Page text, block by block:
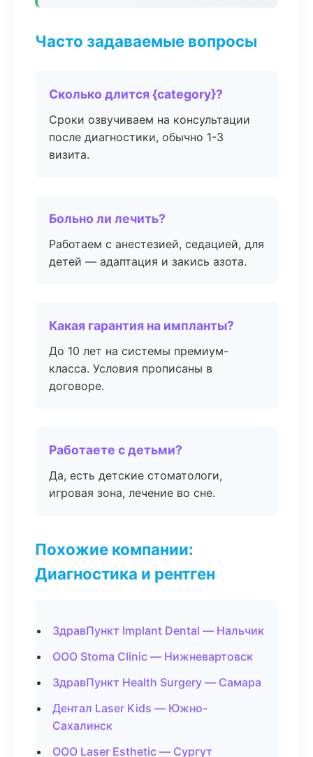
Часто задаваемые вопросы
Сколько длится {category}?
Сроки озвучиваем на консультации
после диагностики, обычно 1-3
визита.
Больно ли лечить?
Работаем с анестезией, седацией, для
детей — адаптация и закись азота.
Какая гарантия на импланты?
До 10 лет на системы премиум-
класса. Условия прописаны в
договоре.
Работаете с детьми?
Да, есть детские стоматологи,
игровая зона, лечение во сне.
Похожие компании:
Диагностика и рентген
ЗдравПункт Implant Dental — Нальчик
ООО Stoma Clinic — Нижневартовск
ЗдравПункт Health Surgery — Самара
Дентал Laser Kids — Южно-
Сахалинск
ООО Laser Esthetic — Сургут